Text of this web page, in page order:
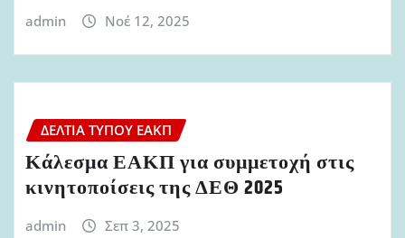
admin Νοέ 12, 2025
ΔΕΛΤΊΑ ΤΎΠΟΥ ΕΑΚΠ
Κάλεσμα ΕΑΚΠ για συμμετοχή στις
κινητοποίσεις της ΔΕΘ 2025
admin Σεπ 3, 2025